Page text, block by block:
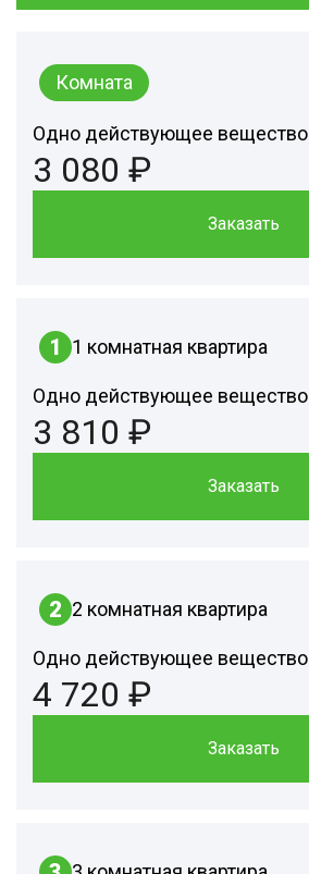
Комната
Одно действующее вещество
3 080 ₽
Заказать
1 1 комнатная квартира
Одно действующее вещество
3 810 ₽
Заказать
2 2 комнатная квартира
Одно действующее вещество
4 720 ₽
Заказать